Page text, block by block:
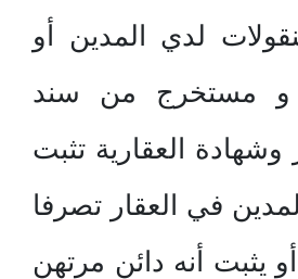
لدي المدين أو
و مستخرج من سند
وشهادة العقارية تثبت
في العقار تصرفا
أو يثبت أنه دائن مرتهن